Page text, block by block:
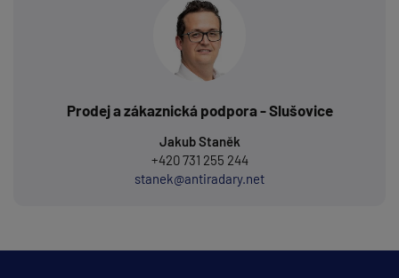
Prodej a zákaznická podpora - Slušovice
Jakub Staněk
+420 731 255 244
stanek@antiradary.net